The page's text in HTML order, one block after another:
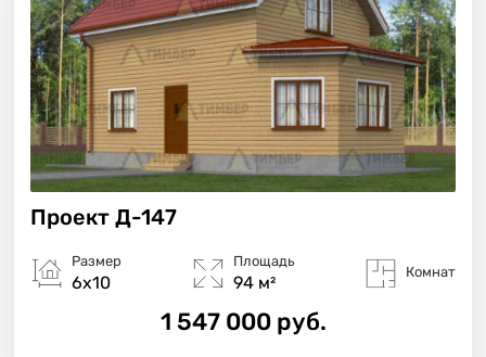
Проект Д-147
Размер
6х10
Площадь
94 м²
Комнат
1 547 000 руб.